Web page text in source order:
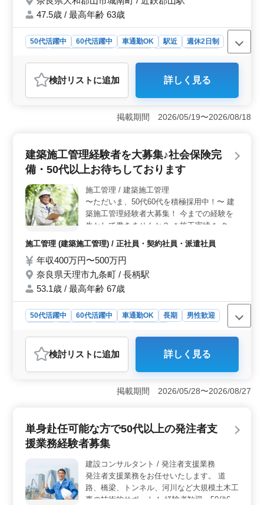
47.5歳 / 最高年齢 63歳
50代活躍中 60代活躍中 車通勤OK 駅近
週休2日制
おすすめポイント
＜安定と成長の機会＞ 昇給制度や賞与が年2回支給され
るため、安定した収入が期待できます。また、診療報酬
請求の経験があれば、即戦力として活躍できる環境で
可能で、駅からも近いため、通勤も非常に便利で
す。 ＜幅広い年齢層が活躍＞ 年齢層は幅広く、シ
ムな職場環境で、長期的に働きやすい職場です
検討リスト に追加 詳しく見る
掲載期間 2026/05/19〜2026/08/18
建築施工管理経験者を大募集♪社会保険完
備・50代以上お待ちしております
施工管理 / 建築施工管理
〜ただいま、50代60代を積極採用中！〜 建
築施工管理経験者大募集！ 今までの経験を
生かして働きませんか？ ＊施工実績＊ クリ
ニック／体育館／学校／個人住宅 など ＊業
務内容＊ ・施工管理業務（安全・工程・品
質・原価） ・官公庁への提出書類作成 ・書
類、図面の作成、現場管理・現場への指示等
・その他施工管理に関する全般の作業 ◎通
ちしてます！
施工管理 (建築施工管理) / 正社員・契約社員・派遣社員
年収400万円〜500万円
奈良県天理市九条町 / 長柄駅
53.1歳 / 最高年齢 67歳
50代活躍中 60代活躍中 車通勤OK 長期
男性歓迎
おすすめポイント
＜経験者に優しい環境＞ 経験豊富な建築施工管理者を
求めており、50代以上の方々も歓迎しています。積み重
ねてきた経験や知識を活かし、新たなチャレンジを共に
しませんか？当社では、経験者の方々が活躍できるよう
体育館、学校、個人住宅など、多岐にわたる施設の建築
施工管理を手がけてきました。様々な規模やタイプのプ
きます。また、地域密着型の仕事も多く、地元社会への
貢献を実感できる環境です。 ＜充実の業務内容＞
安全性や工程管理、品質管理など、建築施工管理業務全
般を担当します。また、官公庁への提出書類作成やCAD
検討リスト に追加 詳しく見る
掲載期間 2026/05/28〜2026/08/27
単身赴任可能な方で50代以上の発注者支
援業務経験者募集
建設コンサルタント / 発注者支援業務
発注者支援業務をお任せいたします。 道
路、橋梁、トンネル、河川など大規模土木工
事の技術的サポート！ 経験者歓迎。50代60